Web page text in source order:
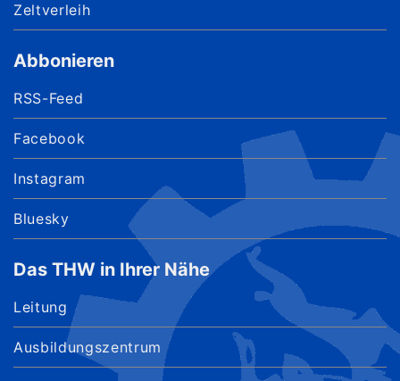
Zeltverleih
Abbonieren
RSS-Feed
Facebook
Instagram
Bluesky
Das THW in Ihrer Nähe
Leitung
Ausbildungszentrum